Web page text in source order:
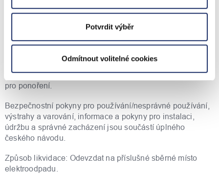
Potvrdit výběr
Odmítnout volitelné cookies
ariston.cz@ariston.com, tel.: +420 222 713 455
Krytí IP X4 - zařízení je chráněno proti stříkající vodě ze
všech směrů, což znamená, že zařízení zvládne běžné
postříkání vodou, déšť nebo vlhkost, ale není vodotěsné
pro ponoření.
Bezpečnostní pokyny pro používání/nesprávné používání,
výstrahy a varování, informace a pokyny pro instalaci,
údržbu a správné zacházení jsou součástí úplného
českého návodu.
Způsob likvidace: Odevzdat na příslušné sběrné místo
elektroodpadu.